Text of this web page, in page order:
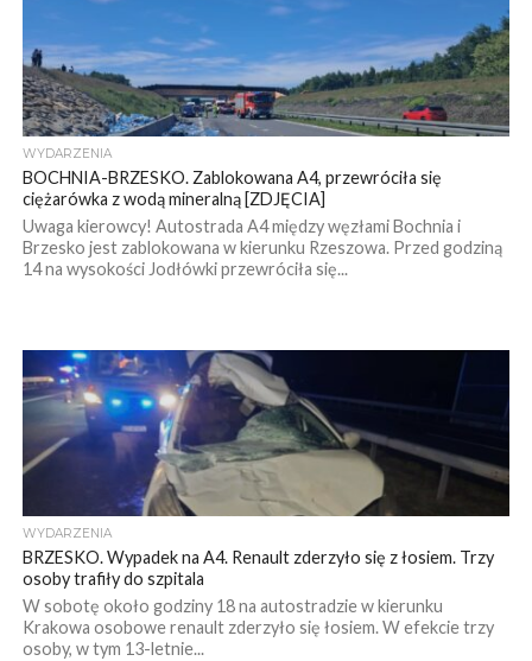
WYDARZENIA
BOCHNIA-BRZESKO. Zablokowana A4, przewróciła się
ciężarówka z wodą mineralną [ZDJĘCIA]
Uwaga kierowcy! Autostrada A4 między węzłami Bochnia i
Brzesko jest zablokowana w kierunku Rzeszowa. Przed godziną
14 na wysokości Jodłówki przewróciła się...
WYDARZENIA
BRZESKO. Wypadek na A4. Renault zderzyło się z łosiem. Trzy
osoby trafiły do szpitala
W sobotę około godziny 18 na autostradzie w kierunku
Krakowa osobowe renault zderzyło się łosiem. W efekcie trzy
osoby, w tym 13-letnie...